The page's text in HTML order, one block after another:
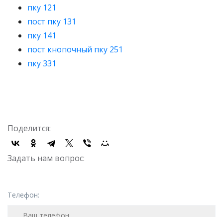
пку 121
пост пку 131
пку 141
пост кнопочный пку 251
пку 331
Поделится:
Задать нам вопрос:
Телефон: